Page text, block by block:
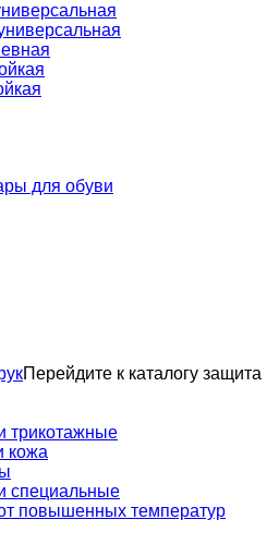
для обуви
Перейдите к каталогу защита
трикотажные
кожа
специальные
повышенных температур